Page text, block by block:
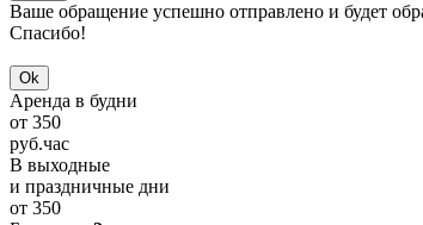
Ваше обращение успешно отправлено и будет
Спасибо!
Ok
Аренда в будни
от 350
руб.час
В выходные
и праздничные дни
от 350